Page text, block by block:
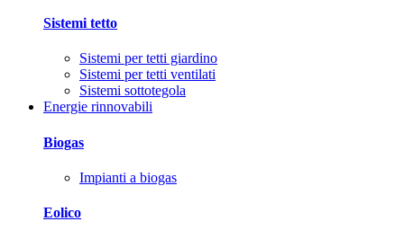
Sistemi tetto
Sistemi per tetti giardino
Sistemi per tetti ventilati
Sistemi sottotegola
Energie rinnovabili
Biogas
Impianti a biogas
Eolico